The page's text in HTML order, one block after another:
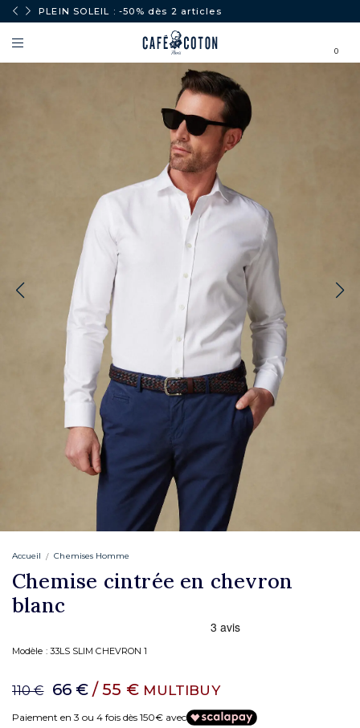
PLEIN SOLEIL : -50% dès 2 articles
0
Accueil Chemises Homme
Chemise cintrée en chevron
blanc
Modèle : 33LS SLIM CHEVRON 1
110 € 66 € / 55 € MULTIBUY
Paiement en 3 ou 4 fois dès 150€ avec